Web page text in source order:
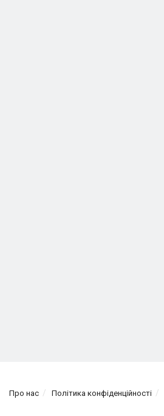
Про нас Політика конфіденційності